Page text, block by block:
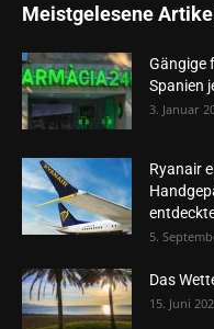
Meistgelesene
Gängige
Spanien
3. Januar
Ryanair
5.
Das
15. Juni